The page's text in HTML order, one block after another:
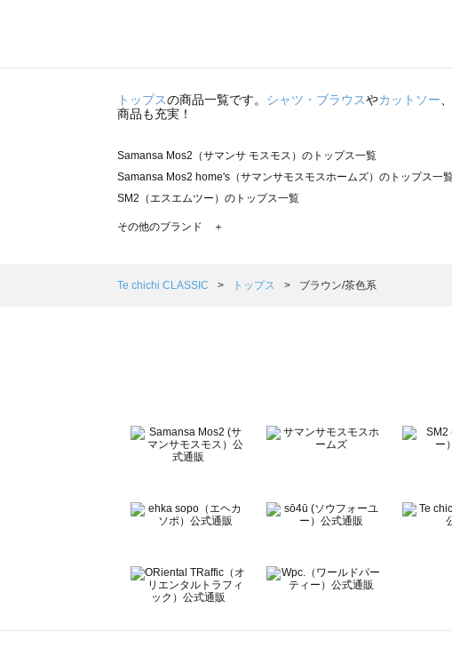
トップスの商品一覧です。 シャツ・ブラウスやカットソー
商品も充実！
Samansa Mos2（サマンサ モスモス）のトップス一覧
Samansa Mos2 home's（サマンサモスモスホームズ）のトップス一
SM2（エスエムツー）のトップス一覧
TSUHARU by Samansa Mos2（ツハルバイサマンサモスモス）のトッ
Samansa Mos2 Lagom（サマンサモスモス ラーゴム）のトップス一覧
BETTY'S BLUE（べティーズブルー）のトップス一覧
Wpc.（ワールドパーティー）のトップス一覧
その他のブランド ＋
Te chichi CLASSIC トップス ブラウン/茶色系